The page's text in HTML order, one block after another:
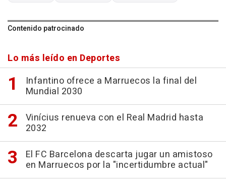
Contenido patrocinado
Lo más leído en Deportes
Infantino ofrece a Marruecos la final del
Mundial 2030
Vinícius renueva con el Real Madrid hasta
2032
El FC Barcelona descarta jugar un amistoso
en Marruecos por la "incertidumbre actual"